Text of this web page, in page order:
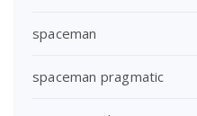
spaceman
spaceman pragmatic